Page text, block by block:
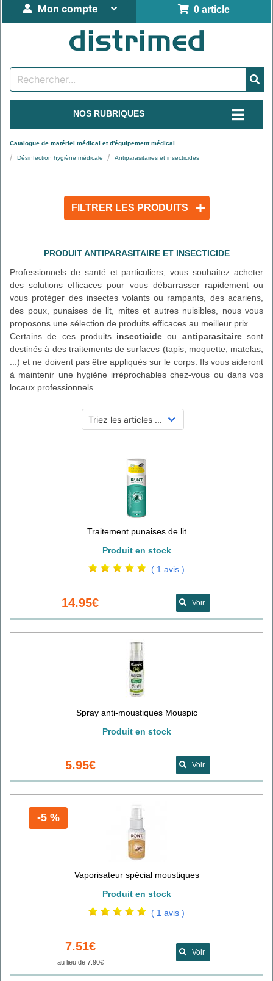
0 article
Mon compte
NOS RUBRIQUES
Catalogue de matériel médical et d'équipement médical
Désinfection hygiène médicale Antiparasitaires et insecticides
FILTRER LES PRODUITS
PRODUIT ANTIPARASITAIRE ET INSECTICIDE
Professionnels de santé et particuliers, vous souhaitez acheter
des solutions efficaces pour vous débarrasser rapidement ou
vous protéger des insectes volants ou rampants, des acariens,
des poux, punaises de lit, mites et autres nuisibles, nous vous
proposons une sélection de produits efficaces au meilleur prix.
Certains de ces produits insecticide ou antiparasitairesont
destinés à des traitements de surfaces (tapis, moquette, matelas,
...) et ne doivent pas être appliqués sur le corps. Ils vous aideront
à maintenir une hygiène irréprochables chez-vous ou dans vos
locaux professionnels.
Traitement punaises de lit
Produit en stock
( 1 avis )
14.95€ Voir
Spray anti-moustiques Mouspic
Produit en stock
5.95€ Voir
-5 %
Vaporisateur spécial moustiques
Produit en stock
( 1 avis )
7.51€
au lieu de7.90€
Voir